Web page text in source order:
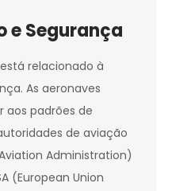
e Segurança
relacionado à
As aeronaves
aos padrões de
de aviação
Administration)
(European Union